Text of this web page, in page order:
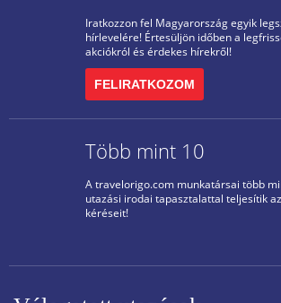
Iratkozzon fel Magyarország egyik
hírlevelére! Értesüljön időben a
akciókról és érdekes hírekről!
FELIRATKOZOM
Több mint 10
A travelorigo.com munkatársai több
utazási irodai tapasztalattal teljesítik
kéréseit!